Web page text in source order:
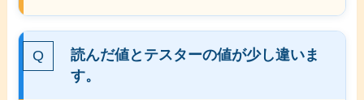
読んだ値とテスターの値が少し違いま
す。